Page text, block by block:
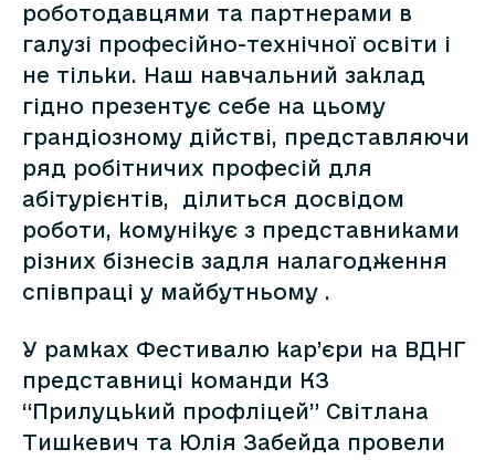
роботодавцями та партнерами в
галузі професійно-технічної освіти і
не тільки. Наш навчальний заклад
гідно презентує себе на цьому
грандіозному дійстві, представляючи
ряд робітничих професій для
абітурієнтів, ділиться досвідом
роботи, комунікує з представниками
різних бізнесів задля налагодження
співпраці у майбутньому .
У рамках Фестивалю кар’єри на ВДНГ
представниці команди КЗ
“Прилуцький профліцей” Світлана
Тишкевич та Юлія Забейда провели